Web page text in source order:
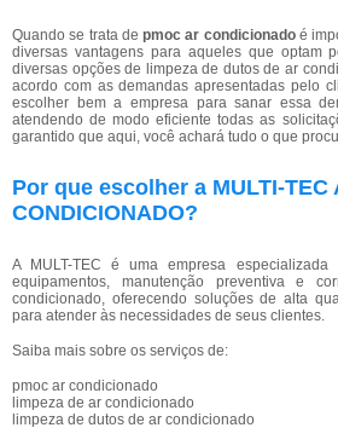
Quando se trata depmoc ar condicionadoé
diversas vantagens para aqueles que optam
diversas opções de limpeza de dutos de ar
acordo com as demandas apresentadas pelo
escolher bem a empresa para sanar essa
atendendo de modo eficiente todas as
garantido que aqui, você achará tudo o que
Por que escolher a MULTI-TEC
CONDICIONADO?
A MULT-TEC é uma empresa
equipamentos, manutenção preventiva e
condicionado, oferecendo soluções de alta
para atender às necessidades de seus clientes.
Saiba mais sobre os serviços de:
pmoc ar condicionado
limpeza de ar condicionado
limpeza de dutos de ar condicionado